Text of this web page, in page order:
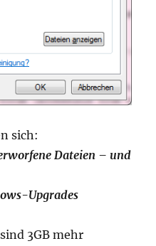
sich:
Dateien – und
Upgrades
3GB mehr